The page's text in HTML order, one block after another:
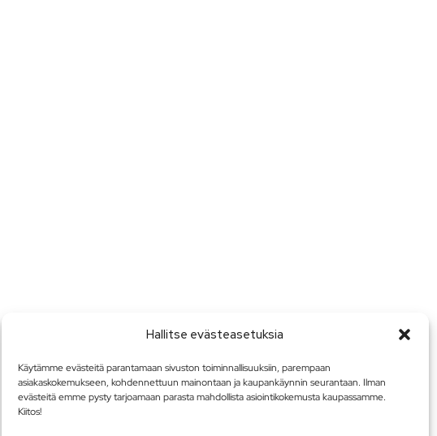
Hallitse evästeasetuksia
Käytämme evästeitä parantamaan sivuston toiminnallisuuksiin, parempaan
asiakaskokemukseen, kohdennettuun mainontaan ja kaupankäynnin seurantaan. Ilman
evästeitä emme pysty tarjoamaan parasta mahdollista asiointikokemusta kaupassamme.
Kiitos!